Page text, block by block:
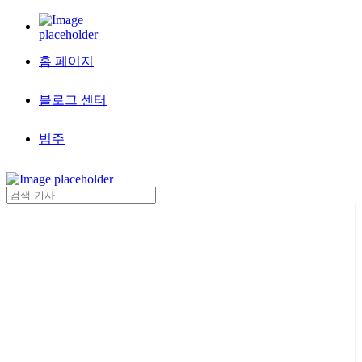
홈 페이지
블로그 센터
범주